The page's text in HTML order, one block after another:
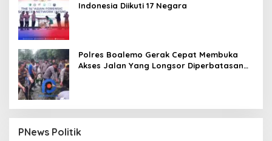
Indonesia Diikuti 17 Negara
Polres Boalemo Gerak Cepat Membuka
Akses Jalan Yang Longsor Diperbatasan
PNews Politik